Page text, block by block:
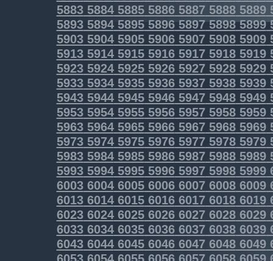
58835884588558865887 58885889
5893589458955896589758985899
5903590459055906590759085909
5913591459155916591759185919
5923592459255926592759285929
5933593459355936593759385939
5943594459455946594759485949
5953595459555956595759585959
5963596459655966596759685969
5973597459755976597759785979
5983598459855986598759885989
5993599459955996599759985999
6003600460056006600760086009
6013601460156016601760186019
6023602460256026602760286029
6033603460356036603760386039
6043604460456046604760486049